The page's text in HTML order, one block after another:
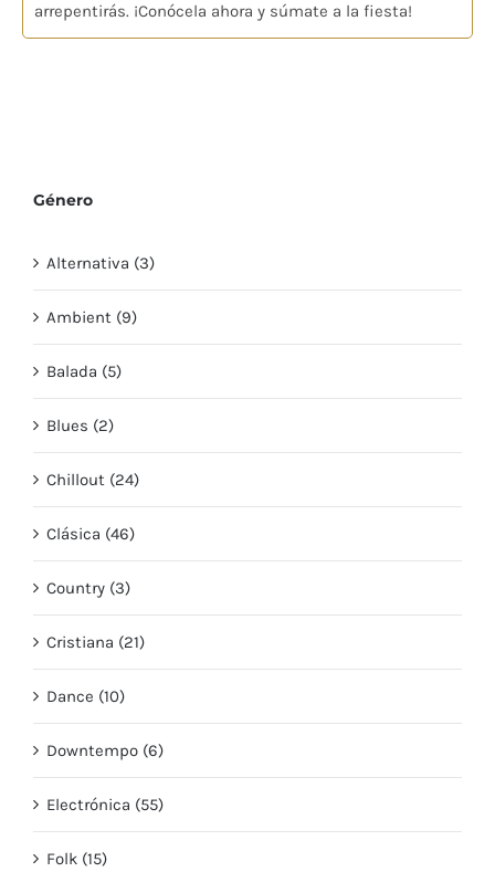
arrepentirás. ¡Conócela ahora y súmate a la fiesta!
Género
Alternativa (3)
Ambient (9)
Balada (5)
Blues (2)
Chillout (24)
Clásica (46)
Country (3)
Cristiana (21)
Dance (10)
Downtempo (6)
Electrónica (55)
Folk (15)